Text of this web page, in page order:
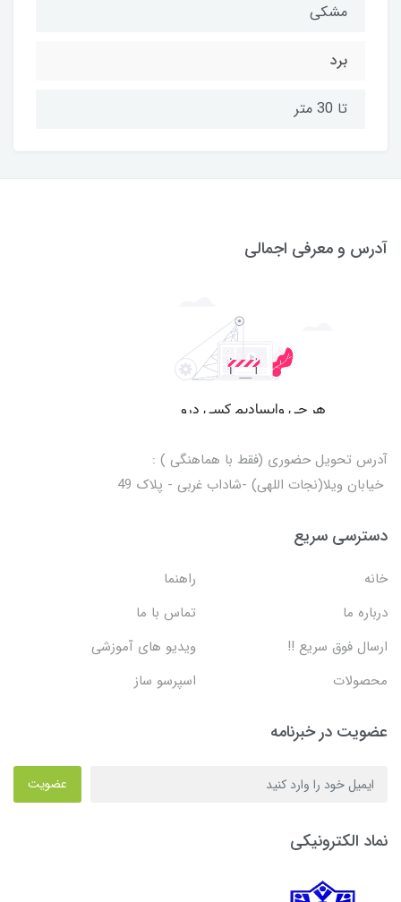
مشکی
برد
تا 30 متر
آدرس و معرفی اجمالی
آدرس تحویل حضوری (فقط با هماهنگی ) :
خیابان ویلا(نجات اللهی) -شاداب غربی - پلاک 49
دسترسی سریع
خانه
راهنما
درباره ما
تماس با ما
ارسال فوق سریع !!
ویدیو های آموزشی
محصولات
اسپرسو ساز
عضویت در خبرنامه
عضویت
نماد الکترونیکی